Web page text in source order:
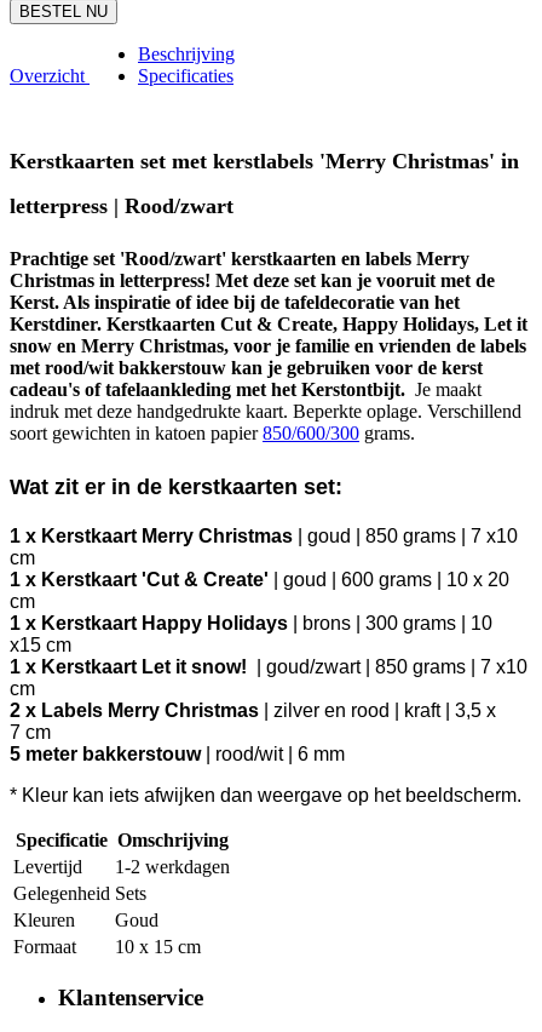
BESTEL NU
Overzicht
Beschrijving
Specificaties
Kerstkaarten set met kerstlabels 'Merry Christmas' in
letterpress | Rood/zwart
Prachtige set 'Rood/zwart' kerstkaarten en labels Merry
Christmas in letterpress! Met deze set kan je vooruit met de
Kerst. Als inspiratie of idee bij de tafeldecoratie van het
Kerstdiner. Kerstkaarten Cut & Create, Happy Holidays, Let it
snow en Merry Christmas, voor je familie en vrienden de labels
met rood/wit bakkerstouw kan je gebruiken voor de kerst
cadeau's of tafelaankleding met het Kerstontbijt. Je maakt
indruk met deze handgedrukte kaart. Beperkte oplage. Verschillend
soort gewichten in katoen papier850/600/300 grams.
Wat zit er in de kerstkaarten set:
1 x Kerstkaart Merry Christmas | goud | 850 grams | 7 x10
cm
1 x Kerstkaart 'Cut & Create' | goud | 600 grams | 10 x 20
cm
1 x Kerstkaart Happy Holidays | brons | 300 grams | 10
x15 cm
1 x Kerstkaart Let it snow! | goud/zwart | 850 grams | 7 x10
cm
2 x Labels Merry Christmas | zilver en rood | kraft | 3,5 x
7 cm
5 meter bakkerstouw| rood/wit | 6 mm
* Kleur kan iets afwijken dan weergave op het beeldscherm.
Specificatie Omschrijving
Levertijd
1-2 werkdagen
Gelegenheid Sets
Kleuren
Goud
Formaat
10 x 15 cm
Klantenservice